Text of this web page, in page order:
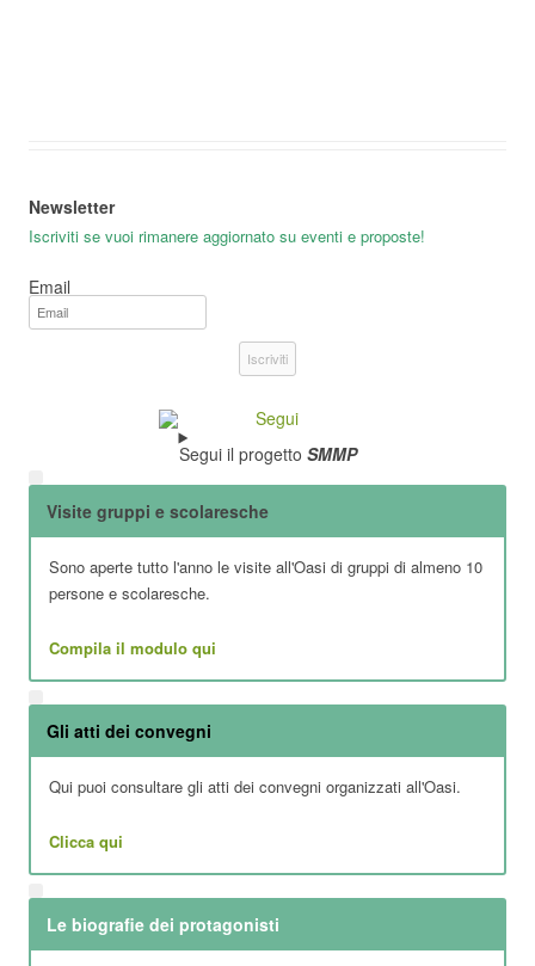
Newsletter
Iscriviti se vuoi rimanere aggiornato su eventi e proposte!
Email
Iscriviti
Segui il progetto SMMP
Visite gruppi e scolaresche
Sono aperte tutto l'anno le visite all'Oasi di gruppi di almeno 10
persone e scolaresche.
Compila il modulo qui
Gli atti dei convegni
Qui puoi consultare gli atti dei convegni organizzati all'Oasi.
Clicca qui
Le biografie dei protagonisti